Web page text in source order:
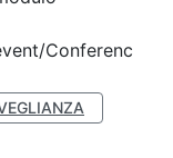
Conferenc